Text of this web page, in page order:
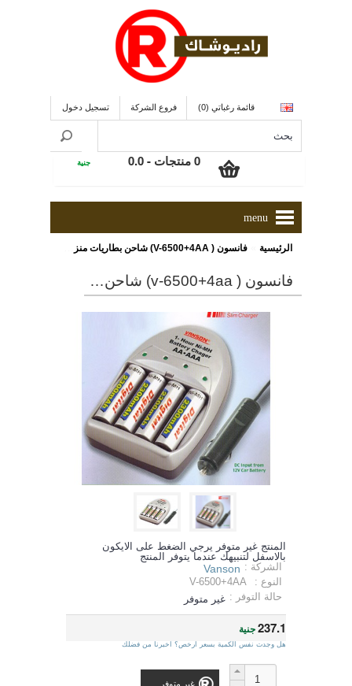
قائمة رغباتي (0) فروع الشركة تسجيل دخول
0 منتجات - 0.0 جنية
menu
الرئيسية فانسون ( V-6500+4AA) شاحن بطاريات منزل و سيارة + 4 بطاريات
فانسون ( v-6500+4aa) شاحن بطاريات منزل و سيارة + 4 بطاريات
المنتج غير متوفر يرجي الضغط على الايكون
بالاسفل لتنبيهك عندما يتوفر المنتج
الشركة : Vanson
النوع :
V-6500+4AA
حالة التوفر : غير متوفر
237.1جنية
هل وجدت نفس الكمية بسعر ارخص؟ اخبرنا من فضلك
غير متوفر